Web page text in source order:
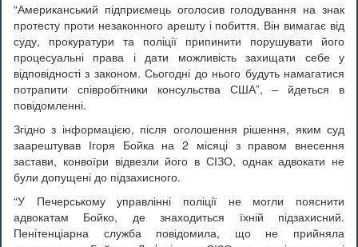
“Американський підприємець оголосив голодування на знак
протесту проти незаконного арешту і побиття. Він вимагає від
суду, прокуратури та поліції припинити порушувати його
процесуальні права і дати можливість захищати себе у
відповідності з законом. Сьогодні до нього будуть намагатися
потрапити співробітники консульства США”, – йдеться в
повідомленні.
Згідно з інформацією, після оголошення рішення, яким суд
заарештував Ігоря Бойка на 2 місяці з правом внесення
застави, конвоїри відвезли його в СІЗО, однак адвокати не
були допущені до підзахисного.
“У Печерському управлінні поліції не могли пояснити
адвокатам Бойко, де знаходиться їхній підзахисний.
Пенітенціарна служба повідомила, що не прийняла